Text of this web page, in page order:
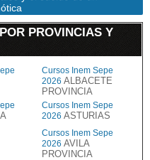
PROVINCIAS Y
Cursos Inem Sepe
2026 ALBACETE
PROVINCIA
Cursos Inem Sepe
2026 ASTURIAS
Cursos Inem Sepe
2026 AVILA
PROVINCIA